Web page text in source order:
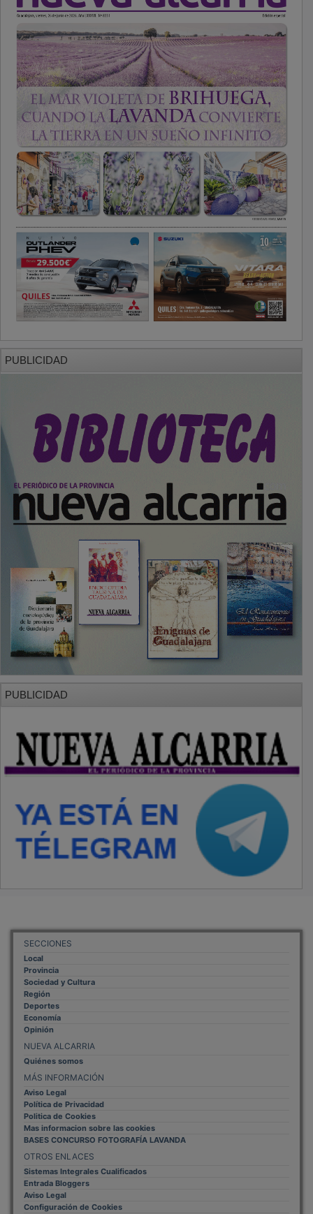
PUBLICIDAD
PUBLICIDAD
SECCIONES
Local
Provincia
Sociedad y Cultura
Región
Deportes
Economía
Opinión
NUEVA ALCARRIA
Quiénes somos
MÁS INFORMACIÓN
Aviso Legal
Política de Privacidad
Politica de Cookies
Mas informacion sobre las cookies
BASES CONCURSO FOTOGRAFÍA LAVANDA
OTROS ENLACES
Sistemas Integrales Cualificados
Entrada Bloggers
Aviso Legal
Configuración de Cookies